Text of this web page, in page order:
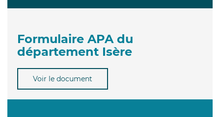
Formulaire APA du
département Isère
Voir le document